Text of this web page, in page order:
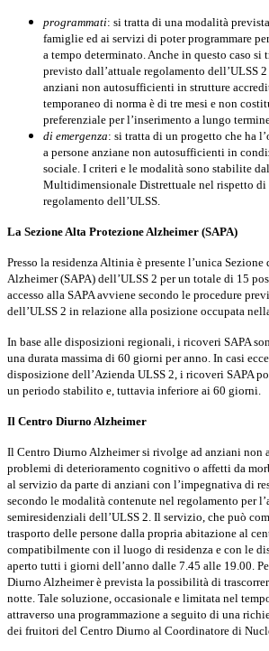
programmati: si tratta di una modalità
famiglie ed ai servizi di poter programmare
a tempo determinato. Anche in questo caso si
previsto dall’attuale regolamento dell’ULSS
anziani non autosufficienti in strutture
temporaneo di norma è di tre mesi e non
preferenziale per l’inserimento a lungo
di emergenza: si tratta di un progetto che ha
a persone anziane non autosufficienti in
sociale. I criteri e le modalità sono stabilite
Multidimensionale Distrettuale nel rispetto di
regolamento dell’ULSS.
La Sezione Alta Protezione Alzheimer (SAPA)
Presso la residenza Altinia è presente l’unica
Alzheimer (SAPA) dell’ULSS 2 per un totale di 15
accesso alla SAPA avviene secondo le procedure
dell’ULSS 2 in relazione alla posizione occupata
In base alle disposizioni regionali, i ricoveri SAPA
una durata massima di 60 giorni per anno. In casi
disposizione dell’Azienda ULSS 2, i ricoveri SAPA
un periodo stabilito e, tuttavia inferiore ai 60 giorni.
Il Centro Diurno Alzheimer
Il Centro Diurno Alzheimer si rivolge ad anziani non
problemi di deterioramento cognitivo o affetti da
al servizio da parte di anziani con l’impegnativa di
secondo le modalità contenute nel regolamento per
semiresidenziali dell’ULSS 2. Il servizio, che può
trasporto delle persone dalla propria abitazione al
compatibilmente con il luogo di residenza e con le
aperto tutti i giorni dell’anno dalle 7.45 alle 19.00.
Diurno Alzheimer è prevista la possibilità di
notte. Tale soluzione, occasionale e limitata nel
attraverso una programmazione a seguito di una
dei fruitori del Centro Diurno al Coordinatore di